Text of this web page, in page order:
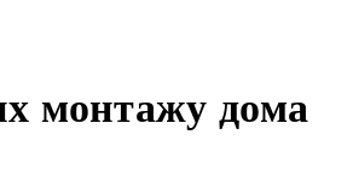
монтажу дома